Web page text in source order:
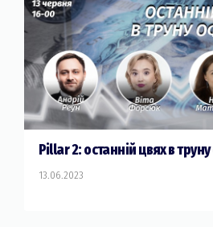
Pillar 2: останній цвях в
13.06.2023